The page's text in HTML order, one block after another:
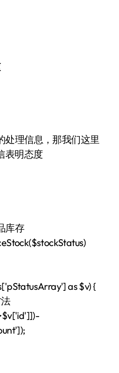
理信息，那我们这里
表明态度
库存
as $v) {